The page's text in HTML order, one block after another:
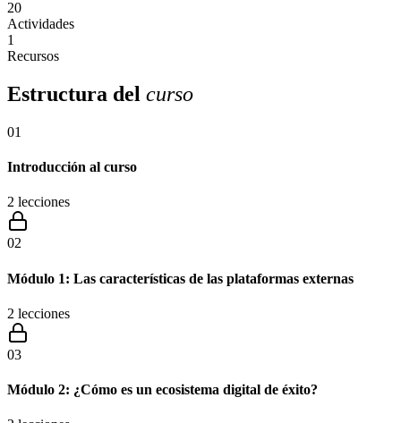
20
Actividades
1
Recursos
Estructura del curso
01
Introducción al curso
2 lecciones
02
Módulo 1: Las características de las plataformas externas
2 lecciones
03
Módulo 2: ¿Cómo es un ecosistema digital de éxito?